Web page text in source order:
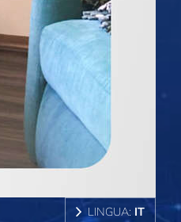
LINGUA: IT